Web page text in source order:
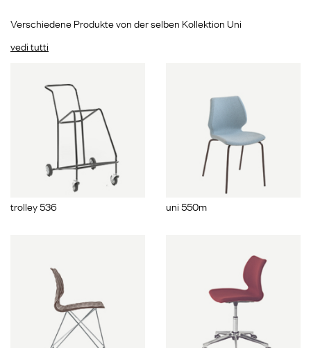
Verschiedene Produkte von der selben Kollektion Uni
vedi tutti
trolley 536 uni 550m